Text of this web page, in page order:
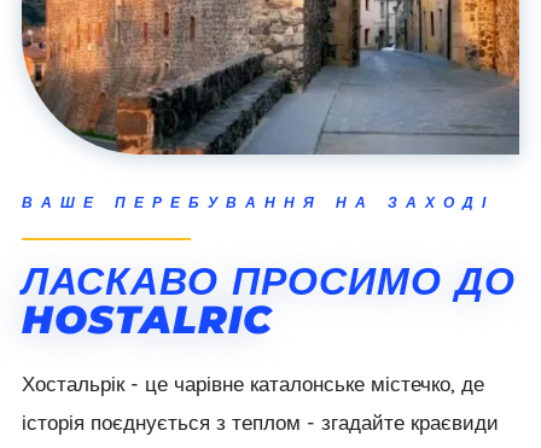
ВАШЕ ПЕРЕБУВАННЯ НА ЗАХОДІ
ЛАСКАВО ПРОСИМО ДО
HOSTALRIC
Хостальрік - це чарівне каталонське містечко, де
історія поєднується з теплом - згадайте краєвиди